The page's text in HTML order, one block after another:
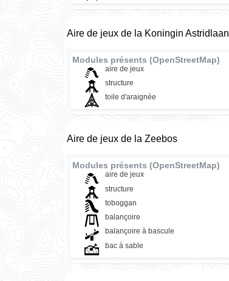
Aire de jeux de la Koningin Astridlaan
Modules présents (OpenStreetMap)
aire de jeux
structure
toile d'araignée
Aire de jeux de la Zeebos
Modules présents (OpenStreetMap)
aire de jeux
structure
toboggan
balançoire
balançoire à bascule
bac à sable